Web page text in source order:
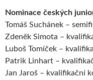
Nominace českých
Tomáš Suchánek –
Zdeněk Simota –
Luboš Tomíček –
Patrik Linhart –
Jan Jaroš – kvalifikační